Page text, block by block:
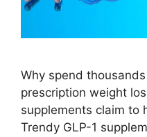
Why spend
prescription weight
supplements claim to
Trendy GLP-1